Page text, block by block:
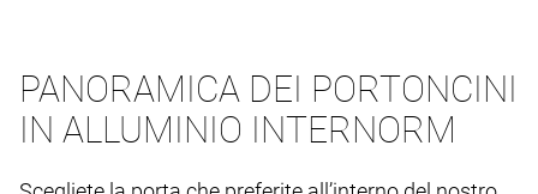
PANORAMICA DEI PORTONCINI
IN ALLUMINIO INTERNORM